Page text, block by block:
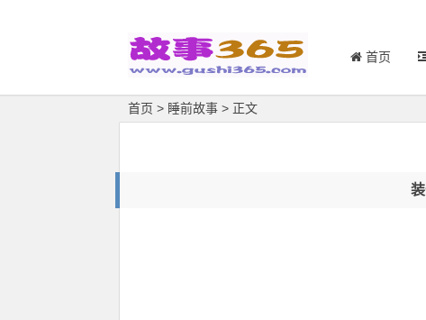
首页
首页 > 睡前故事 > 正文